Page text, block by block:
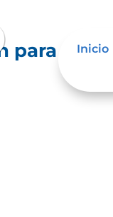
Inicio
para